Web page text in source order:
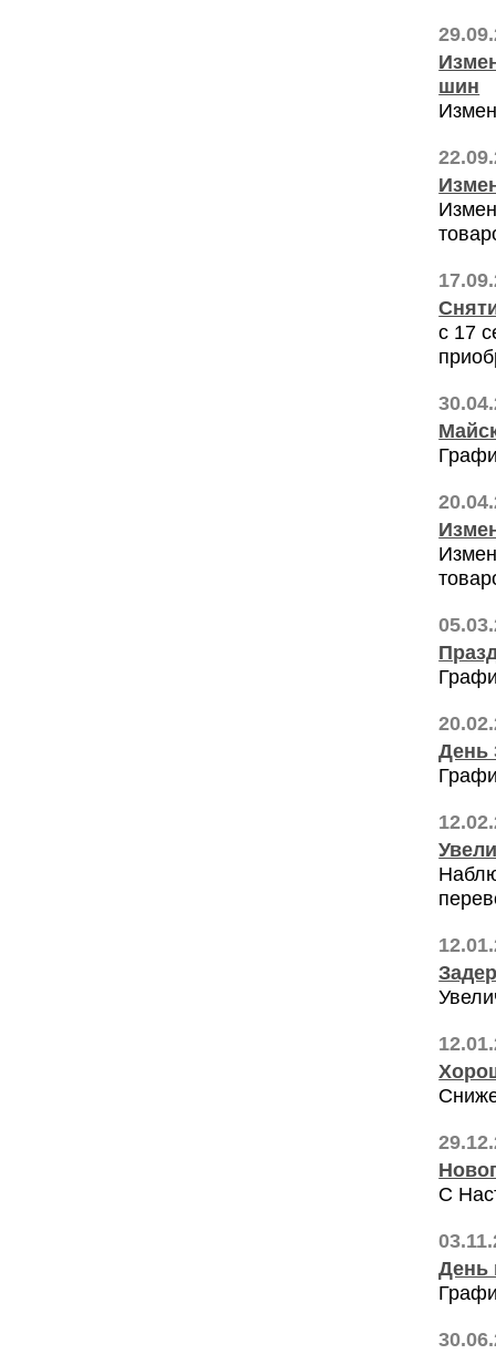
шин
с 17
День
С
День